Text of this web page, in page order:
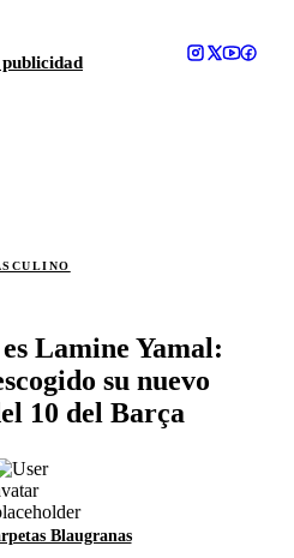
Lamine Yamal:
su nuevo
10 del Barça
Blaugranas